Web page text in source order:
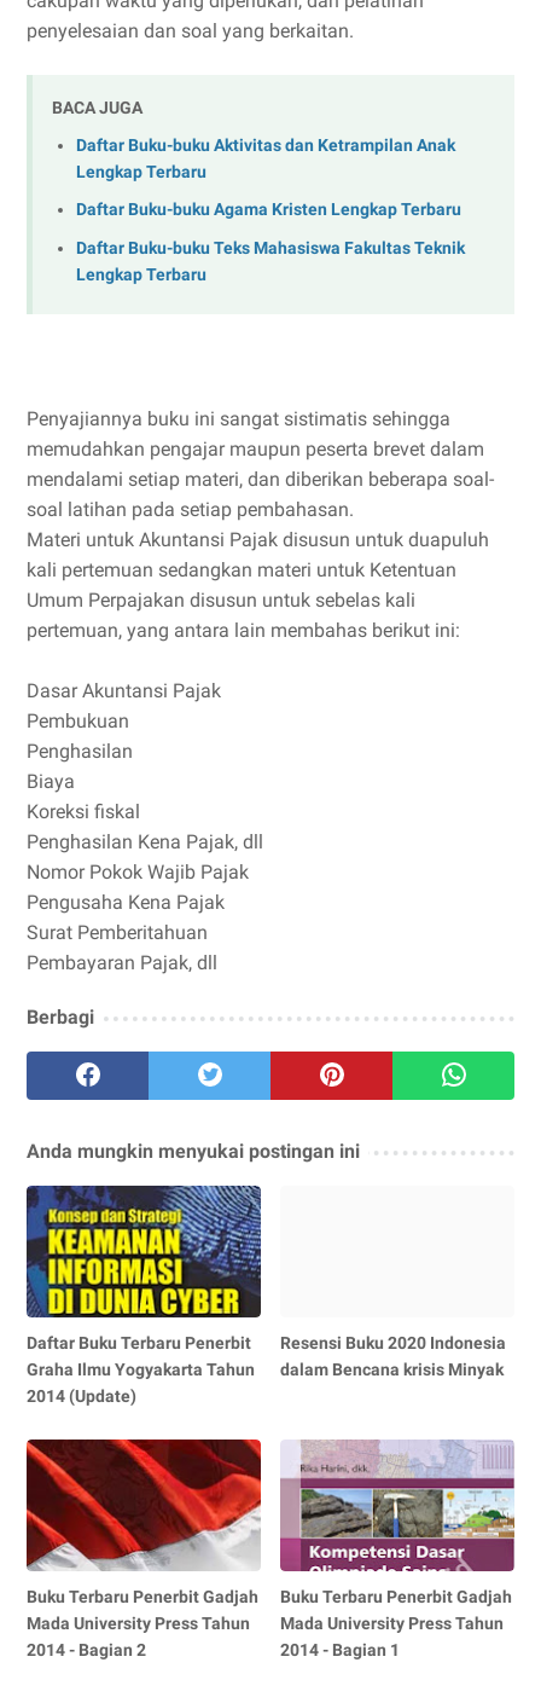
penyelesaian dan soal yang berkaitan.
BACA JUGA
Daftar Buku-buku Aktivitas dan Ketrampilan Anak
Lengkap Terbaru
Daftar Buku-buku Agama Kristen Lengkap Terbaru
Daftar Buku-buku Teks Mahasiswa Fakultas Teknik
Lengkap Terbaru
Penyajiannya buku ini sangat sistimatis sehingga
memudahkan pengajar maupun peserta brevet dalam
mendalami setiap materi, dan diberikan beberapa soal-
soal latihan pada setiap pembahasan.
Materi untuk Akuntansi Pajak disusun untuk duapuluh
kali pertemuan sedangkan materi untuk Ketentuan
Umum Perpajakan disusun untuk sebelas kali
pertemuan, yang antara lain membahas berikut ini:
Dasar Akuntansi Pajak
Pembukuan
Penghasilan
Biaya
Koreksi fiskal
Penghasilan Kena Pajak, dll
Nomor Pokok Wajib Pajak
Pengusaha Kena Pajak
Surat Pemberitahuan
Pembayaran Pajak, dll
Berbagi
Anda mungkin menyukai postingan ini
Daftar Buku Terbaru Penerbit
Graha Ilmu Yogyakarta Tahun
2014 (Update)
Resensi Buku 2020 Indonesia
dalam Bencana krisis Minyak
Buku Terbaru Penerbit Gadjah
Mada University Press Tahun
2014 - Bagian 2
Buku Terbaru Penerbit Gadjah
Mada University Press Tahun
2014 - Bagian 1